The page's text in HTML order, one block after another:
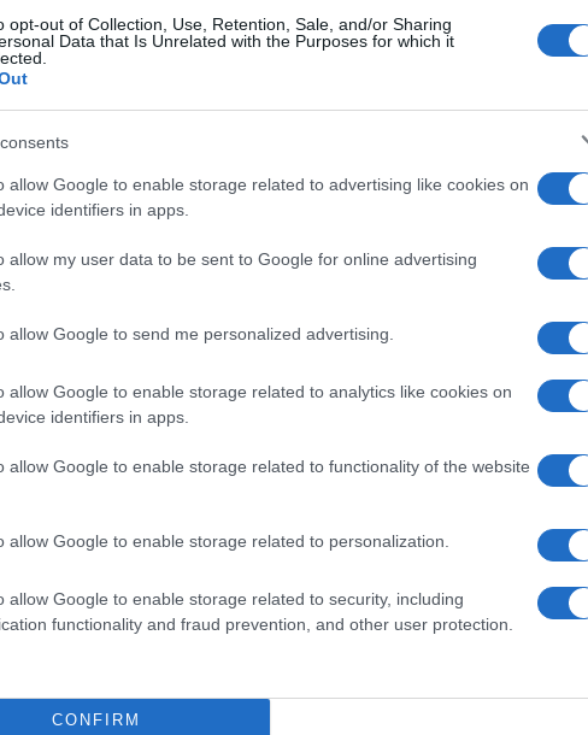
opt-out of Collection, Use, Retention, Sale, and/or Sharing
Data that Is Unrelated with the Purposes for which it
allow Google to enable storage related to advertising like cookies on
identifiers in apps.
allow my user data to be sent to Google for online advertising
allow Google to send me personalized advertising.
allow Google to enable storage related to analytics like cookies on
identifiers in apps.
allow Google to enable storage related to functionality of the website
allow Google to enable storage related to personalization.
allow Google to enable storage related to security, including
functionality and fraud prevention, and other user protection.
CONFIRM
i tuoi video e le tue foto
+39 345 356 7512
news daGoogle News
Prossimo articolo
Invia un Comunicato Stampa|Pubblicità|Segnala